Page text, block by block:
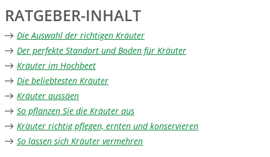
RATGEBER-INHALT
Die Auswahl der richtigen Kräuter
Der perfekte Standort und Boden für Kräuter
Kräuter im Hochbeet
Die beliebtesten Kräuter
Kräuter aussäen
So pflanzen Sie die Kräuter aus
Kräuter richtig pflegen, ernten und konservieren
So lassen sich Kräuter vermehren